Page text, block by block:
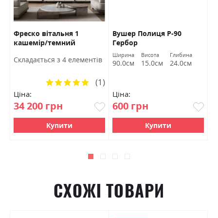
Фреско вітальня 1
кашемір/темний
Cкладається з 4 елементів
Ціна:
34 200 грн
Рейтинг:
(1)
Купити
Вушер Полиця Р-90
Гербор
Ширина
90.0см
Висота
15.0см
Глибина
24.0см
Ціна:
600 грн
Купити
СХОЖІ ТОВАРИ